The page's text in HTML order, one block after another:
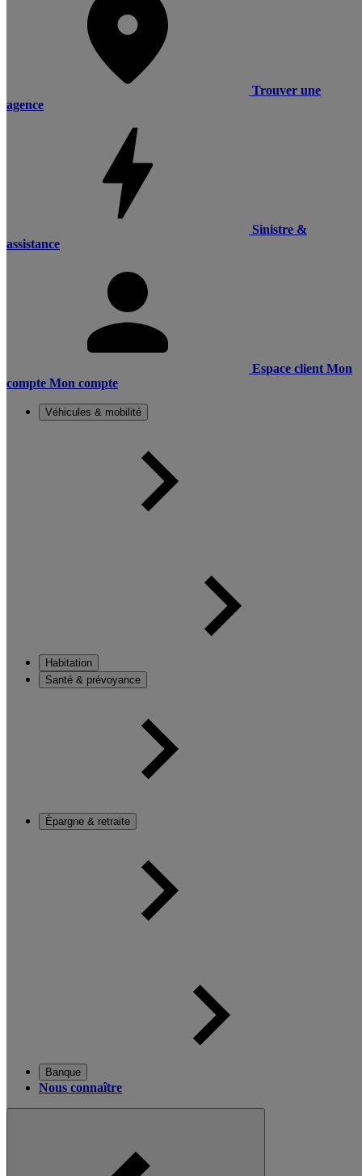
Trouver une
agence
Sinistre &
assistance
Espace client Mon
compte Mon compte
Véhicules & mobilité
Habitation
Santé & prévoyance
Épargne & retraite
Banque
Nous connaître